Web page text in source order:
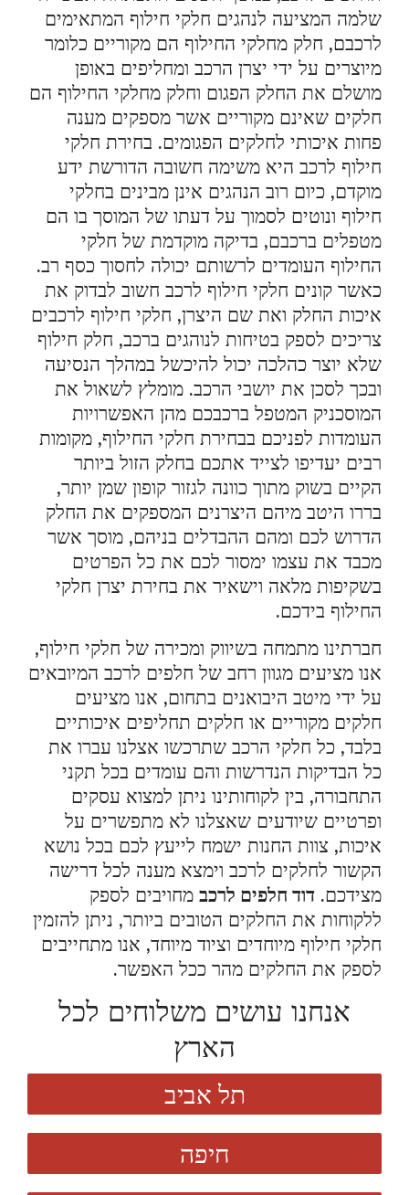
שלמה המציעה לנהגים חלקי חילוף המתאימים
לרכבם, חלק מחלקי החילוף הם מקוריים כלומר
מיוצרים על ידי יצרן הרכב ומחליפים באופן
מושלם את החלק הפגום וחלק מחלקי החילוף הם
חלקים שאינם מקוריים אשר מספקים מענה
פחות איכותי לחלקים הפגומים. בחירת חלקי
חילוף לרכב היא משימה חשובה הדורשת ידע
מוקדם, כיום רוב הנהגים אינן מבינים בחלקי
חילוף ונוטים לסמוך על דעתו של המוסך בו הם
מטפלים ברכבם, בדיקה מוקדמת של חלקי
החילוף העומדים לרשותם יכולה לחסוך כסף רב.
כאשר קונים חלקי חילוף לרכב חשוב לבדוק את
איכות החלק ואת שם היצרן, חלקי חילוף לרכבים
צריכים לספק בטיחות לנוהגים ברכב, חלק חילוף
שלא יוצר כהלכה יכול להיכשל במהלך הנסיעה
ובכך לסכן את יושבי הרכב. מומלץ לשאול את
המוסכניק המטפל ברכבכם מהן האפשרויות
העומדות לפניכם בבחירת חלקי החילוף, מקומות
רבים יעדיפו לצייד אתכם בחלק הזול ביותר
הקיים בשוק מתוך כוונה לגזור קופון שמן יותר,
בררו היטב מיהם היצרנים המספקים את החלק
הדרוש לכם ומהם ההבדלים בניהם, מוסך אשר
מכבד את עצמו ימסור לכם את כל הפרטים
בשקיפות מלאה וישאיר את בחירת יצרן חלקי
החילוף בידכם.
חברתינו מתמחה בשיווק ומכירה של חלקי חילוף,
אנו מציעים מגוון רחב של חלפים לרכב המיובאים
על ידי מיטב היבואנים בתחום, אנו מציעים
חלקים מקוריים או חלקים תחליפים איכותיים
בלבד, כל חלקי הרכב שתרכשו אצלנו עברו את
כל הבדיקות הנדרשות והם עומדים בכל תקני
התחבורה, בין לקוחותינו ניתן למצוא עסקים
ופרטיים שיודעים שאצלנו לא מתפשרים על
איכות, צוות החנות ישמח לייעץ לכם בכל נושא
הקשור לחלקים לרכב וימצא מענה לכל דרישה
מצידכם. דוד חלפים לרכב מחויבים לספק
ללקוחות את החלקים הטובים ביותר, ניתן להזמין
חלקי חילוף מיוחדים וציוד מיוחד, אנו מתחייבים
לספק את החלקים מהר ככל האפשר.
אנחנו עושים משלוחים לכל
הארץ
תל אביב
חיפה